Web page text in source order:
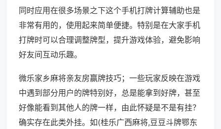
同时应用在很多场景之下这个手机打牌计算辅助也是
非常有用的，使用起来简单便捷。特别是在大家手机
打牌时可以合理调整牌型，提升游戏体验，避免影响
好友间互动乐趣。
微乐家乡麻将亲友房赢牌技巧；一些玩家反映在游戏
中遇到部分用户的牌特别好，总是能拿到好牌，甚至
好像能看到其他人的牌一样，由此怀疑是不是有挂？
确实存在此类外挂。如(桂乐广西麻将,豆豆斗牌鄂东